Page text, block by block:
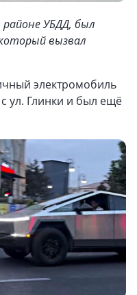
районе УБДД, был
вызвал
электромобиль
ул. Глинки и был ещё